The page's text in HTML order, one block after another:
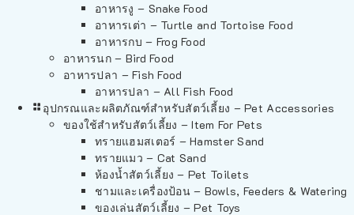
อาหารงู – Snake Food
อาหารเต่า – Turtle and Tortoise Food
อาหารกบ – Frog Food
อาหารนก – Bird Food
อาหารปลา – Fish Food
อาหารปลา – All Fish Food
อุปกรณและผลิตภัณฑ์สำหรับสัตว์เลี้ยง – Pet Accessories
ของใช้สำหรับสัตว์เลี้ยง – Item For Pets
ทรายแฮมสเตอร์ – Hamster Sand
ทรายแมว – Cat Sand
ห้องน้ำสัตว์เลี้ยง – Pet Toilets
ชามและเครื่องป้อน – Bowls, Feeders & Watering
ของเล่นสัตว์เลี้ยง – Pet Toys